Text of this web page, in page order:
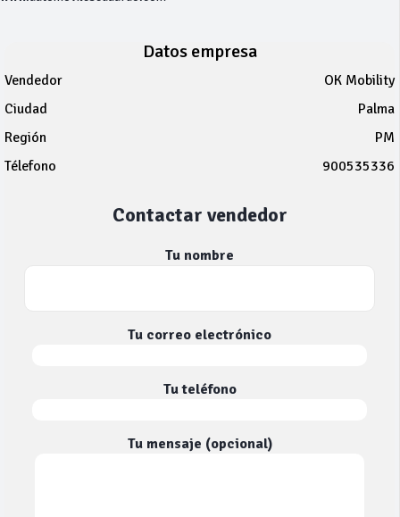
Datos empresa
Vendedor
OK Mobility
Ciudad
Palma
Región
PM
Télefono
900535336
Contactar vendedor
Tu nombre
Tu correo electrónico
Tu teléfono
Tu mensaje (opcional)